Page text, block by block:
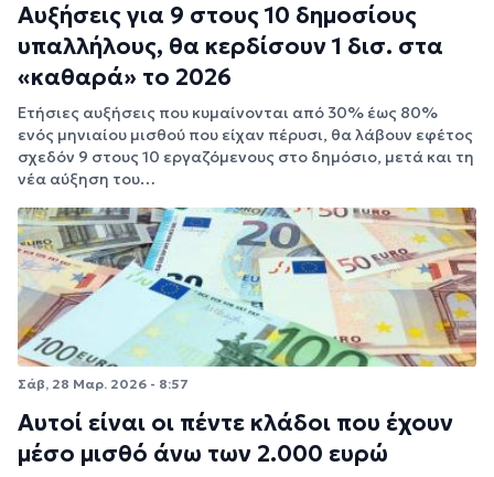
Αυξήσεις για 9 στους 10 δημοσίους
υπαλλήλους, θα κερδίσουν 1 δισ. στα
«καθαρά» το 2026
Ετήσιες αυξήσεις που κυμαίνονται από 30% έως 80%
ενός μηνιαίου μισθού που είχαν πέρυσι, θα λάβουν εφέτος
σχεδόν 9 στους 10 εργαζόμενους στο δημόσιο, μετά και τη
νέα αύξηση του…
Σάβ, 28 Μαρ. 2026 - 8:57
Αυτοί είναι οι πέντε κλάδοι που έχουν
μέσο μισθό άνω των 2.000 ευρώ